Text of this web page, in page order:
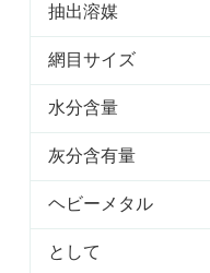
抽出溶媒
網目サイズ
水分含量
灰分含有量
ヘビーメタル
として